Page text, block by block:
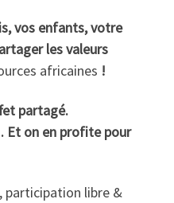
vos enfants, votre
les valeurs
africaines !
partagé.
Et on en profite pour
participation libre &